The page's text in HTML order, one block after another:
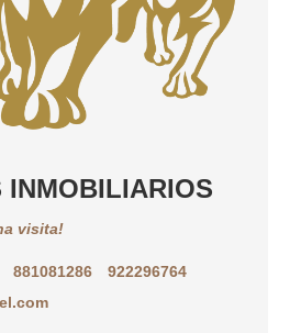
INMOBILIARIOS
visita!
881081286
922296764